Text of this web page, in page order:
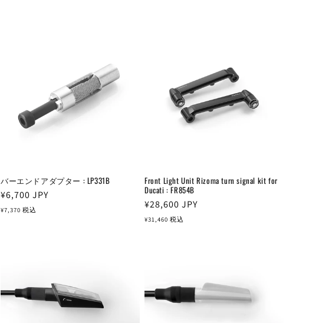
バーエンドアダプター : LP331B
通
常
¥6,700 JPY
¥7,370 税込
Front Light Unit Rizoma turn signal kit for
Ducati : FR854B
通
常
¥28,600 JPY
¥31,460 税込